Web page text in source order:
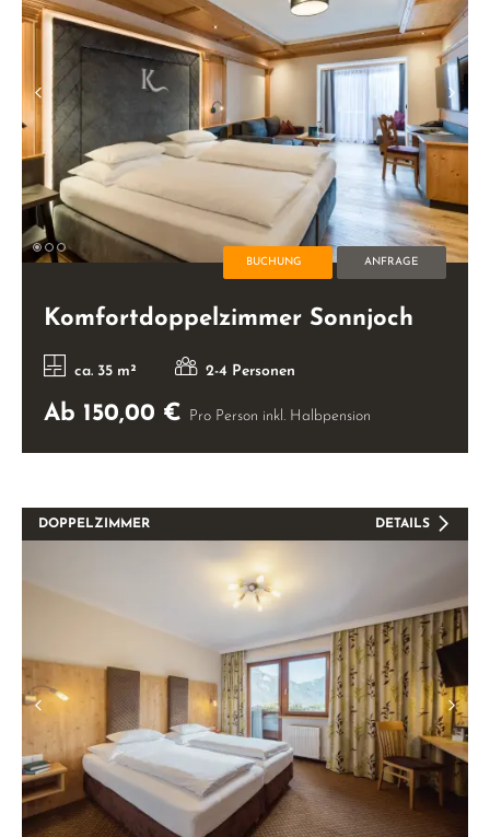
BUCHUNG ANFRAGE
Komfortdoppelzimmer Sonnjoch
ca. 35 m² 2-4 Personen
Ab 150,00 € Pro Person inkl. Halbpension
DOPPELZIMMER DETAILS